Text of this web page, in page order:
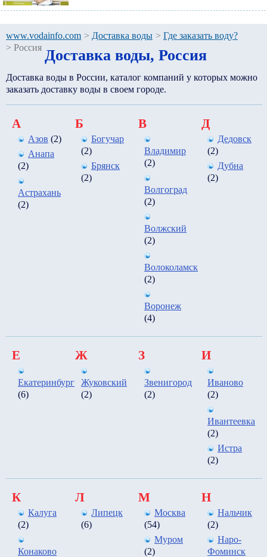
www.vodainfo.com > Доставка воды > Где заказать воду?
> Россия Доставка воды, Россия
Доставка воды в России, каталог компаний у которых можно
заказать доставку воды в своем городе.
А
Азов (2)
Анапа
(2)
Астрахань
(2)
Б
Богучар
(2)
Брянск
(2)
В
Владимир
(2)
Волгоград
(2)
Волжский
(2)
Волоколамск
(2)
Воронеж
(4)
Д
Дедовск
(2)
Дубна
(2)
Е
Екатеринбург
(6)
Ж
Жуковский
(2)
З
Звенигород
(2)
И
Иваново
(2)
Ивантеевка
(2)
Истра
(2)
К
Калуга
(2)
Конаково
Л
Липецк
(6)
М
Москва
(54)
Муром
(2)
Н
Нальчик
(2)
Наро-
Фоминск